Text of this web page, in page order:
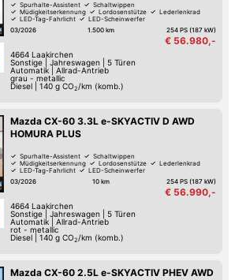
Spurhalte-Assistent
Schaltwippen
Müdigkeitserkennung
Lordosenstütze
Lederlenkrad
LED-Tag-Fahrlicht
LED-Scheinwerfer
Elektrische Heckklappe
03/2026 1.500 km 254 PS (187 kW)
€ 56.980,-
4664 Laakirchen
Sonstige| Jahreswagen
5 Türen
Automatik| Allrad-Antrieb
grau - metallic
Diesel
140 g CO2 /km (komb.)
Mazda CX-60 3.3L e-SKYACTIV D AWD
HOMURA PLUS
Spurhalte-Assistent
Schaltwippen
Müdigkeitserkennung
Lordosenstütze
Lederlenkrad
LED-Tag-Fahrlicht
LED-Scheinwerfer
Elektrische Heckklappe
03/2026 10 km 254 PS (187 kW)
€ 56.990,-
4664 Laakirchen
Sonstige| Jahreswagen
5 Türen
Automatik| Allrad-Antrieb
rot - metallic
Diesel
140 g CO2 /km (komb.)
Mazda CX-60 2.5L e-SKYACTIV PHEV AWD